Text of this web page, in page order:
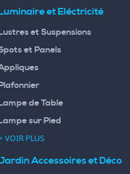
et Eléctricité
et Suspensions
et Panels
de Table
sur Pied
VOIR PLUS
Accessoires et Déco